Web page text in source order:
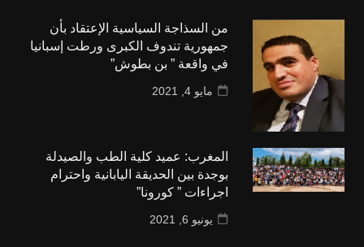
من السذاجة السياسية الإعتقاد بأن
جمهورية تندوف الكبرى ورطت إسبانيا
في واقعة ” بن بطوش”
مايو 4, 2021
المغرب: عميد كلية الطب والصيدلة
بوجدة بين الحديقة اليابانية واحترام
اجراءات ” كورونا”
يونيو 6, 2021